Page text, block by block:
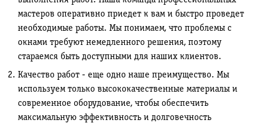
мастеров оперативно приедет к вам и быстро проведет
необходимые работы. Мы понимаем, что проблемы с
окнами требуют немедленного решения, поэтому
стараемся быть доступными для наших клиентов.
Качество работ - еще одно наше преимущество. Мы
используем только высококачественные материалы и
современное оборудование, чтобы обеспечить
максимальную эффективность и долговечность